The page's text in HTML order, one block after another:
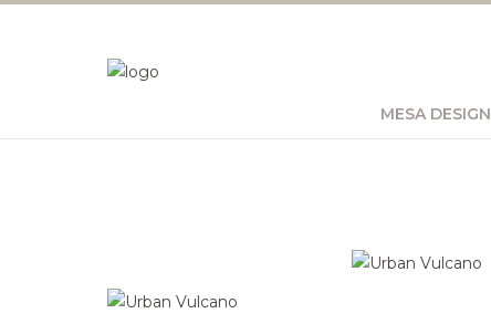
MESA DESIGN